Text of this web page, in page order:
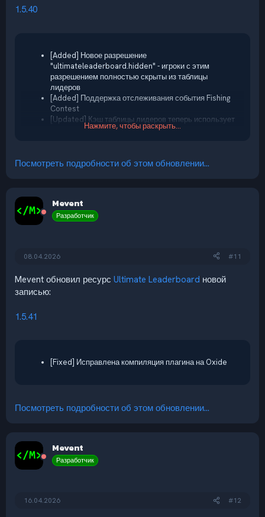
1.5.40
[Added] Новое разрешение
"ultimateleaderboard.hidden" - игроки с этим
разрешением полностью скрыты из таблицы
лидеров
[Added] Поддержка отслеживания события Fishing
Contest
[Updated] Кэш таблицы лидеров теперь использует
SQLite вместо хранения в памяти, значительно
сохраняются на диск, поэтому таблица доступна
Нажмите, чтобы раскрыть...
Посмотреть подробности об этом обновлении...
Mevent
Разработчик
08.04.2026 #11
Mevent обновил ресурс Ultimate Leaderboard новой
записью:
1.5.41
[Fixed] Исправлена компиляция плагина на Oxide
Посмотреть подробности об этом обновлении...
Mevent
Разработчик
16.04.2026 #12